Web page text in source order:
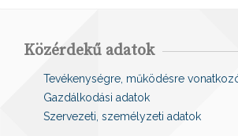
Közérdekű adatok
Tevékenységre, működésre
Gazdálkodási adatok
Szervezeti, személyzeti adatok